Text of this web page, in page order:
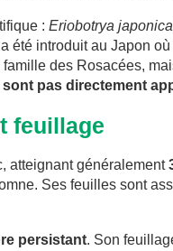
: Eriobotrya japonica
été introduit au Japon
des Rosacées,
sont pas directement
feuillage
atteignant généralement
Ses feuilles sont
persistant. Son